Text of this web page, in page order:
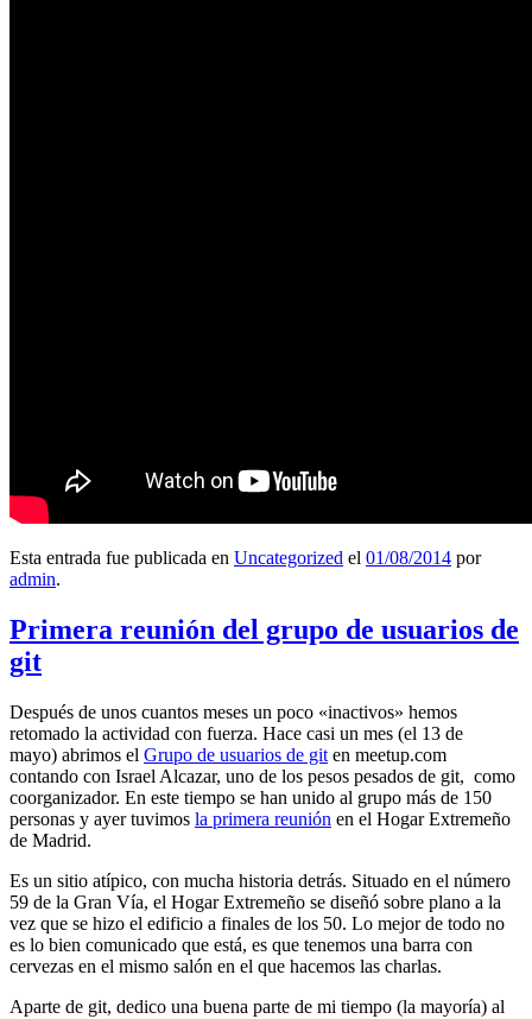
Esta entrada fue publicada en Uncategorized el 01/08/2014 por
admin.
Primera reunión del grupo de usuarios de
git
Después de unos cuantos meses un poco «inactivos» hemos
retomado la actividad con fuerza. Hace casi un mes (el 13 de
mayo) abrimos el Grupo de usuarios de git en meetup.com
contando con Israel Alcazar, uno de los pesos pesados de git, como
coorganizador. En este tiempo se han unido al grupo más de 150
personas y ayer tuvimos la primera reunión en el Hogar Extremeño
de Madrid.
Es un sitio atípico, con mucha historia detrás. Situado en el número
59 de la Gran Vía, el Hogar Extremeño se diseñó sobre plano a la
vez que se hizo el edificio a finales de los 50. Lo mejor de todo no
es lo bien comunicado que está, es que tenemos una barra con
cervezas en el mismo salón en el que hacemos las charlas.
Aparte de git, dedico una buena parte de mi tiempo (la mayoría) al